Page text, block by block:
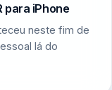
para iPhone
neste fim de
lá do